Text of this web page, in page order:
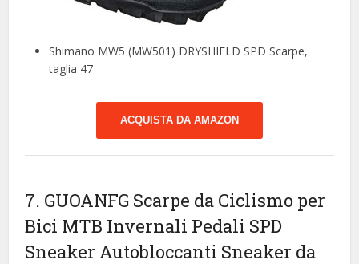
Shimano MW5 (MW501) DRYSHIELD SPD Scarpe,
taglia 47
ACQUISTA DA AMAZON
7. GUOANFG Scarpe da Ciclismo per
Bici MTB Invernali Pedali SPD
Sneaker Autobloccanti Sneaker da